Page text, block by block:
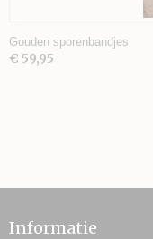
Gouden sporenbandjes
€ 59,95
Informatie